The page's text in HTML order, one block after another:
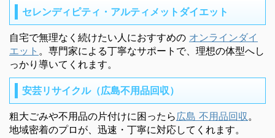
セレンディピティ・アルティメットダイエット
自宅で無理なく続けたい人におすすめの オンラインダイ
エット 。専門家による丁寧なサポートで、理想の体型へし
っかり導いてくれます。
安芸リサイクル（広島不用品回収）
粗大ごみや不用品の片付けに困ったら 広島 不用品回収 。
地域密着のプロが、迅速・丁寧に対応してくれます。